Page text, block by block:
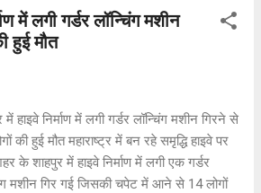
जा रही थी। लेकिन जल्दबाजी में वह दूसरी तरफ
एक्सप्रेस ट्रेन की गति को भांप नहीं पाई और
भी शिक्षक थे, जो अब सेवानिवृत होकर घर पर
घटना की पुष्टि बिहटा जीआरपी थानाध्यक्ष सुनील
सिंह ने की. मृतका के पास मिले दस्तावेज के आधार
परिजनों को सूचना दे दी गई है.
में लगी गर्डर लॉन्चिंग मशीन
हुई मौत
में हाइवे निर्माण में लगी गर्डर लॉन्चिंग मशीन गिरने से
की हुई मौत महाराष्ट्र में बन रहे समृद्धि हाइवे पर
के शाहपुर में हाइवे निर्माण में लगी एक गर्डर
मशीन गिर गई जिसकी चपेट में आने से 14 लोगों